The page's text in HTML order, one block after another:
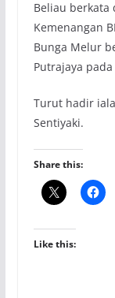
Beliau berkata
Kemenangan
Bunga Melur
Putrajaya
Turut hadir
Sentiyaki.
Share this:
Like this: